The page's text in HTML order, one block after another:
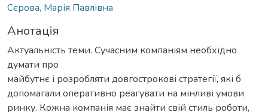
Сєрова, Марія Павлівна
Анотація
Актуальність теми. Сучасним компаніям необхідно
думати про
майбутнє і розробляти довгострокові стратегії, які б
допомагали оперативно реагувати на мінливі умови
ринку. Кожна компанія має знайти свій стиль роботи,